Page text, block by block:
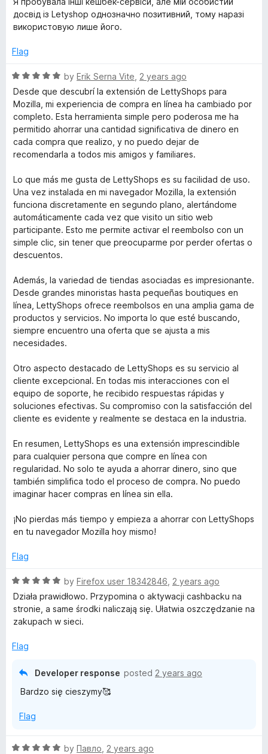
o
s
—
c
a
s
h
b
a
c
k
s
e
r
v
i
c
e
досвід із Letyshop однозначно позитивний, тому наразі
використовую лише його.
Flag
R
a
t
e
d
5
o
t
o
f
5
by Erik Serna Vite 2 years ago
Desde que descubrí la extensión de LettyShops para
Mozilla, mi experiencia de compra en línea ha cambiado por
completo. Esta herramienta simple pero poderosa me ha
permitido ahorrar una cantidad significativa de dinero en
cada compra que realizo, y no puedo dejar de
recomendarla a todos mis amigos y familiares.
Lo que más me gusta de LettyShops es su facilidad de uso.
Una vez instalada en mi navegador Mozilla, la extensión
funciona discretamente en segundo plano, alertándome
automáticamente cada vez que visito un sitio web
participante. Esto me permite activar el reembolso con un
simple clic, sin tener que preocuparme por perder ofertas o
descuentos.
Además, la variedad de tiendas asociadas es impresionante.
Desde grandes minoristas hasta pequeñas boutiques en
línea, LettyShops ofrece reembolsos en una amplia gama de
productos y servicios. No importa lo que esté buscando,
siempre encuentro una oferta que se ajusta a mis
necesidades.
Otro aspecto destacado de LettyShops es su servicio al
cliente excepcional. En todas mis interacciones con el
equipo de soporte, he recibido respuestas rápidas y
soluciones efectivas. Su compromiso con la satisfacción del
cliente es evidente y realmente se destaca en la industria.
En resumen, LettyShops es una extensión imprescindible
para cualquier persona que compre en línea con
regularidad. No solo te ayuda a ahorrar dinero, sino que
también simplifica todo el proceso de compra. No puedo
imaginar hacer compras en línea sin ella.
¡No pierdas más tiempo y empieza a ahorrar con LettyShops
en tu navegador Mozilla hoy mismo!
Flag
R
a
t
e
5
by Firefox user 18342846 2 years ago
Działa prawidłowo. Przypomina o aktywacji cashbacku na
stronie, a same środki naliczają się. Ułatwia oszczędzanie na
zakupach w sieci.
Flag
Developer response posted 2 years ago
Bardzo się cieszymy🥰
Flag
R
by Павло 2 years ago